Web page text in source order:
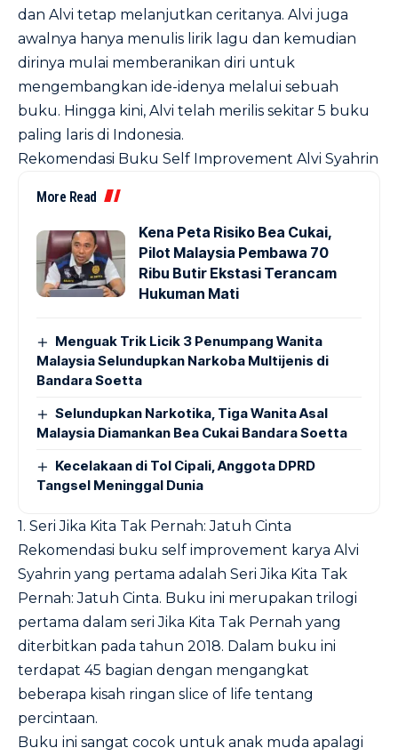
dan Alvi tetap melanjutkan ceritanya. Alvi juga
awalnya hanya menulis lirik lagu dan kemudian
dirinya mulai memberanikan diri untuk
mengembangkan ide-idenya melalui sebuah
buku. Hingga kini, Alvi telah merilis sekitar 5 buku
paling laris di Indonesia.
Rekomendasi Buku Self Improvement Alvi Syahrin
More Read
Kena Peta Risiko Bea Cukai,
Pilot Malaysia Pembawa 70
Ribu Butir Ekstasi Terancam
Hukuman Mati
Menguak Trik Licik 3 Penumpang Wanita
Malaysia Selundupkan Narkoba Multijenis di
Bandara Soetta
Selundupkan Narkotika, Tiga Wanita Asal
Malaysia Diamankan Bea Cukai Bandara Soetta
Kecelakaan di Tol Cipali, Anggota DPRD
Tangsel Meninggal Dunia
1. Seri Jika Kita Tak Pernah: Jatuh Cinta
Rekomendasi buku self improvement karya Alvi
Syahrin yang pertama adalah Seri Jika Kita Tak
Pernah: Jatuh Cinta. Buku ini merupakan trilogi
pertama dalam seri Jika Kita Tak Pernah yang
diterbitkan pada tahun 2018. Dalam buku ini
terdapat 45 bagian dengan mengangkat
beberapa kisah ringan slice of life tentang
percintaan.
Buku ini sangat cocok untuk anak muda apalagi